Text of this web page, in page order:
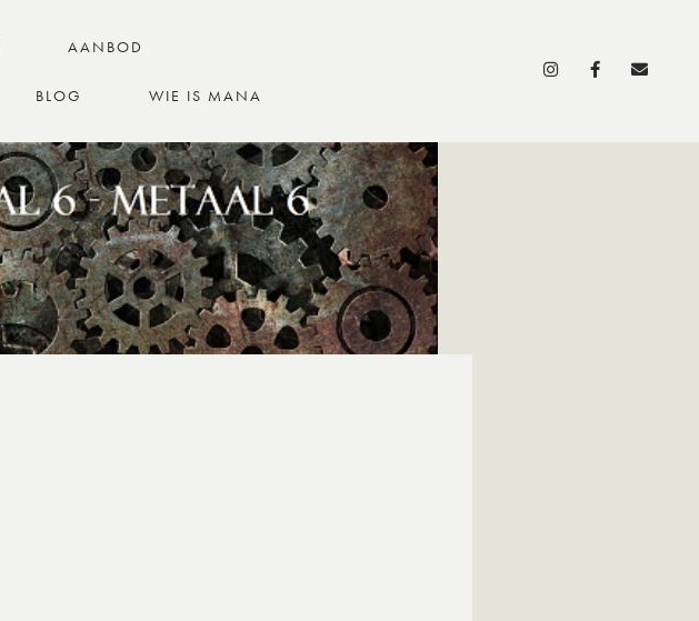
AANBOD
BLOG WIE IS MANA